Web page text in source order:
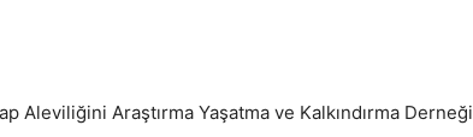
Aleviliğini Araştırma Yaşatma ve Kalkındırma Derneği